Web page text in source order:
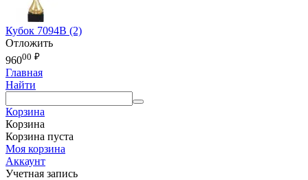
Кубок 7094B (2)
Отложить
96000 ₽
Главная
Найти
Корзина
Корзина
Корзина пуста
Моя корзина
Аккаунт
Учетная запись